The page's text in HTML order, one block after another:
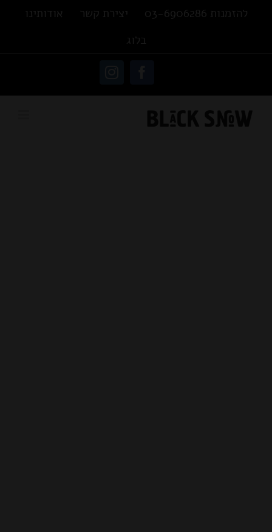
להזמנות 03-6906286 יצירת קשר
אודותינו
בלוג